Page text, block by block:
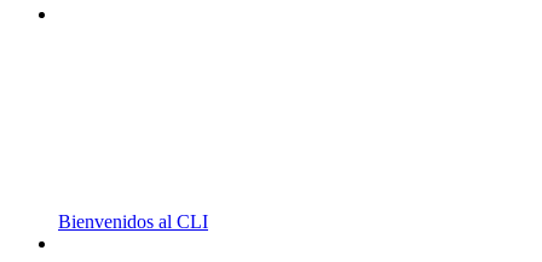
Bienvenidos al CLI